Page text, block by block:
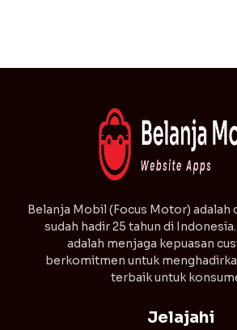
⁠Belanja Mobil (Focus Motor) adalah
sudah hadir 25 tahun di
adalah menjaga kepuasan
berkomitmen untuk
terbaik untuk
Jelajahi